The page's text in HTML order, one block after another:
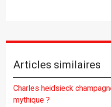
Articles similaires
Charles heidsieck
mythique ?